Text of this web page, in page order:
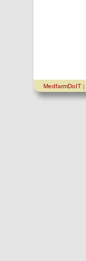
MedfarmDoIT|